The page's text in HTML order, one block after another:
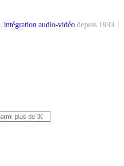
, intégration audio-vidéo depuis 1933 |